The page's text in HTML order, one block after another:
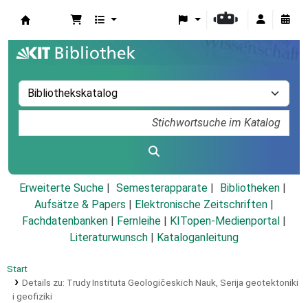
Erweiterte Suche Semesterapparate
Bibliotheken
Aufsätze & Papers
Elektronische Zeitschriften
Fachdatenbanken
Fernleihe KITopen-Medienportal
Literaturwunsch
Kataloganleitung
Start
Details zu: Trudy Instituta Geologičeskich Nauk, Serija geotektoniki
i geofiziki